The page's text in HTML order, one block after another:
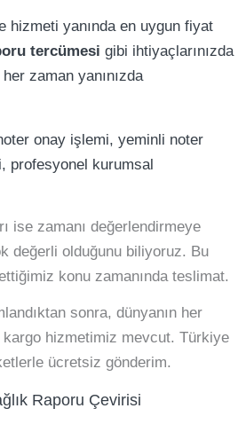
yanında en uygun fiyat
tercümesi gibi ihtiyaçlarınızda
zaman yanınızda
onay işlemi, yeminli noter
profesyonel kurumsal
ise zamanı değerlendirmeye
değerli olduğunu biliyoruz. Bu
konu zamanında teslimat.
sonra, dünyanın her
kargo hizmetimiz mevcut. Türkiye
ücretsiz gönderim.
Raporu Çevirisi